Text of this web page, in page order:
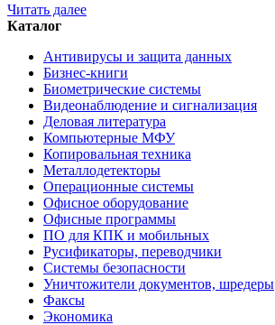
Читать далее
Каталог
Антивирусы и защита данных
Бизнес-книги
Биометрические системы
Видеонаблюдение и сигнализация
Деловая литература
Компьютерные МФУ
Копировальная техника
Металлодетекторы
Операционные системы
Офисное оборудование
Офисные программы
ПО для КПК и мобильных
Русификаторы, переводчики
Системы безопасности
Уничтожители документов, шредеры
Факсы
Экономика